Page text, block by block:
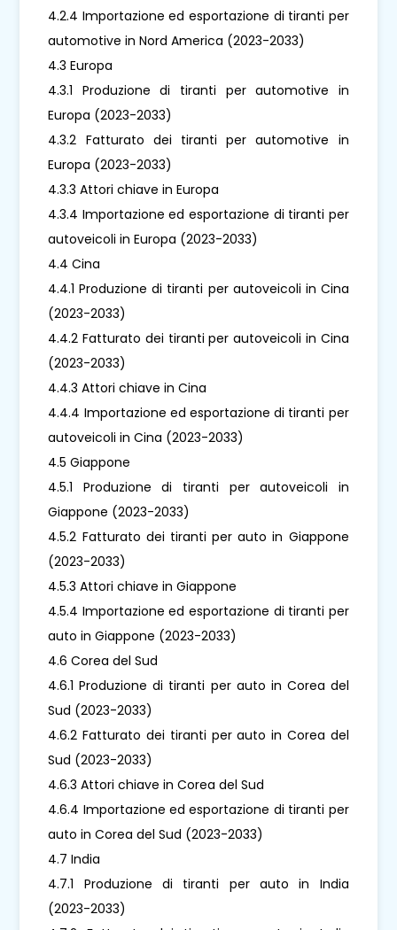
4.2.4 Importazione ed esportazione di tiranti per
automotive in Nord America (2023-2033)
4.3 Europa
4.3.1 Produzione di tiranti per automotive in
Europa (2023-2033)
4.3.2 Fatturato dei tiranti per automotive in
Europa (2023-2033)
4.3.3 Attori chiave in Europa
4.3.4 Importazione ed esportazione di tiranti per
autoveicoli in Europa (2023-2033)
4.4 Cina
4.4.1 Produzione di tiranti per autoveicoli in Cina
(2023-2033)
4.4.2 Fatturato dei tiranti per autoveicoli in Cina
(2023-2033)
4.4.3 Attori chiave in Cina
4.4.4 Importazione ed esportazione di tiranti per
autoveicoli in Cina (2023-2033)
4.5 Giappone
4.5.1 Produzione di tiranti per autoveicoli in
Giappone (2023-2033)
4.5.2 Fatturato dei tiranti per auto in Giappone
(2023-2033)
4.5.3 Attori chiave in Giappone
4.5.4 Importazione ed esportazione di tiranti per
auto in Giappone (2023-2033)
4.6 Corea del Sud
4.6.1 Produzione di tiranti per auto in Corea del
Sud (2023-2033)
4.6.2 Fatturato dei tiranti per auto in Corea del
Sud (2023-2033)
4.6.3 Attori chiave in Corea del Sud
4.6.4 Importazione ed esportazione di tiranti per
auto in Corea del Sud (2023-2033)
4.7 India
4.7.1 Produzione di tiranti per auto in India
(2023-2033)